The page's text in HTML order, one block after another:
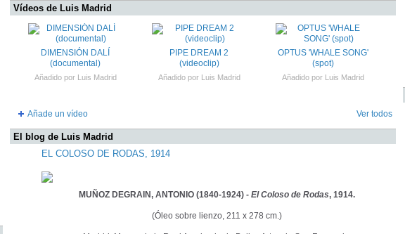
Vídeos de Luis Madrid
DIMENSIÓN DALÍ
(documental)
Añadido por Luis Madrid
PIPE DREAM 2
(videoclip)
Añadido por Luis Madrid
OPTUS 'WHALE SONG'
(spot)
Añadido por Luis Madrid
Añade un vídeo Ver todos
El blog de Luis Madrid
EL COLOSO DE RODAS, 1914
MUÑOZ DEGRAIN, ANTONIO (1840-1924) - El Coloso de Rodas, 1914.
(Óleo sobre lienzo, 211 x 278 cm.)